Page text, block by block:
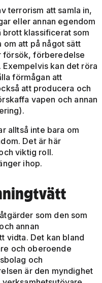
terrorism att samla in,
eller annan egendom
brott klassificerat som
om att på något sätt
försök, förberedelse
kan det röra
förmågan att
att producera och
vapen och annan
alltså inte bara om
Det är här
viktig roll.
ihop.
som den som
annan
vidta. Det kan bland
och oberoende
och
är den myndighet